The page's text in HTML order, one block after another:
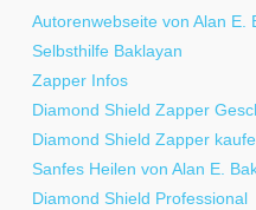
Autorenwebseite von Alan E.
Selbsthilfe Baklayan
Zapper Infos
Diamond Shield Zapper
Diamond Shield Zapper
Sanfes Heilen von Alan E.
Diamond Shield Professional